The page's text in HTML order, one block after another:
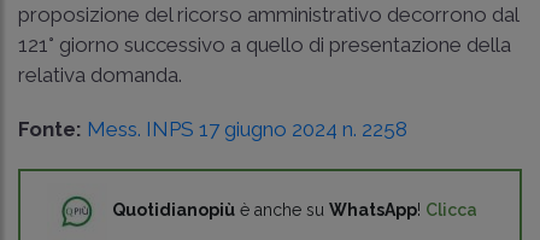
proposizione del ricorso amministrativo decorrono dal
121° giorno successivo a quello di presentazione della
relativa domanda.
Fonte: Mess. INPS 17 giugno 2024 n. 2258
Quotidianopiù è anche su WhatsApp! Clicca